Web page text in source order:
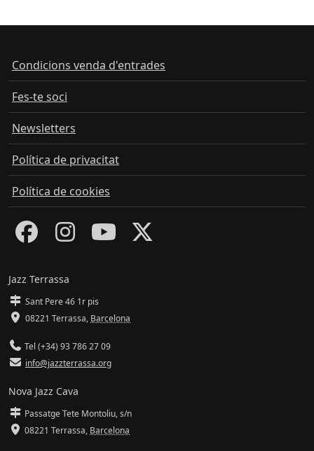
Condicions venda d'entrades
Fes-te soci
Newsletters
Política de privacitat
Política de cookies
Jazz Terrassa
Sant Pere 46 1r pis
08221 Terrassa, Barcelona
Tel (+34) 93 786 27 09
info@jazzterrassa.org
Nova Jazz Cava
Passatge Tete Montoliu, s/n
08221 Terrassa, Barcelona